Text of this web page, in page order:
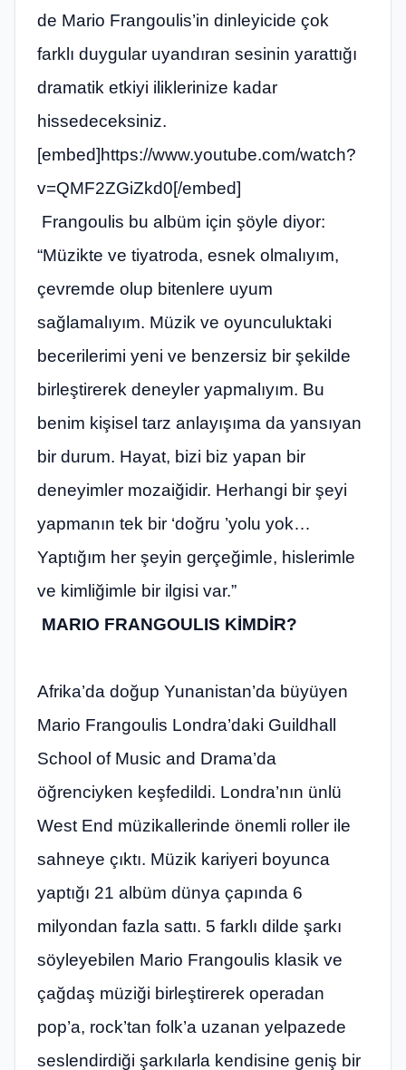
de Mario Frangoulis’in dinleyicide çok
farklı duygular uyandıran sesinin yarattığı
dramatik etkiyi iliklerinize kadar
hissedeceksiniz.
[embed]https://www.youtube.com/watch?
v=QMF2ZGiZkd0[/embed]
Frangoulis bu albüm için şöyle diyor:
“Müzikte ve tiyatroda, esnek olmalıyım,
çevremde olup bitenlere uyum
sağlamalıyım. Müzik ve oyunculuktaki
becerilerimi yeni ve benzersiz bir şekilde
birleştirerek deneyler yapmalıyım. Bu
benim kişisel tarz anlayışıma da yansıyan
bir durum. Hayat, bizi biz yapan bir
deneyimler mozaiğidir. Herhangi bir şeyi
yapmanın tek bir ‘doğru ’yolu yok…
Yaptığım her şeyin gerçeğimle, hislerimle
ve kimliğimle bir ilgisi var.”
MARIO FRANGOULIS KİMDİR?
Afrika’da doğup Yunanistan’da büyüyen
Mario Frangoulis Londra’daki Guildhall
School of Music and Drama’da
öğrenciyken keşfedildi. Londra’nın ünlü
West End müzikallerinde önemli roller ile
sahneye çıktı. Müzik kariyeri boyunca
yaptığı 21 albüm dünya çapında 6
milyondan fazla sattı. 5 farklı dilde şarkı
söyleyebilen Mario Frangoulis klasik ve
çağdaş müziği birleştirerek operadan
pop’a, rock’tan folk’a uzanan yelpazede
seslendirdiği şarkılarla kendisine geniş bir